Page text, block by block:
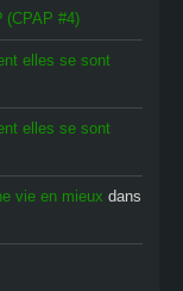
(CPAP #4)
elles se sont
elles se sont
vie en mieux dans